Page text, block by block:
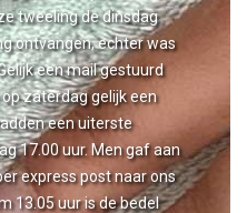
tweeling de dinsdag
ontvangen, echter was
een mail gestuurd
zaterdag gelijk een
een uiterste
17.00 uur. Men gaf aan
express post naar ons
13.05 uur is de bedel